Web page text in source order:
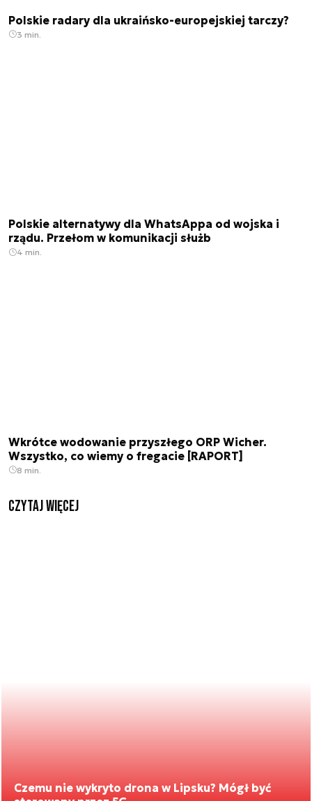
Polskie radary dla ukraińsko-europejskiej tarczy?
3 min.
Polskie alternatywy dla WhatsAppa od wojska i
rządu. Przełom w komunikacji służb
4 min.
Wkrótce wodowanie przyszłego ORP Wicher.
Wszystko, co wiemy o fregacie [RAPORT]
8 min.
czytaj więcej
Czemu nie wykryto drona w Lipsku? Mógł być